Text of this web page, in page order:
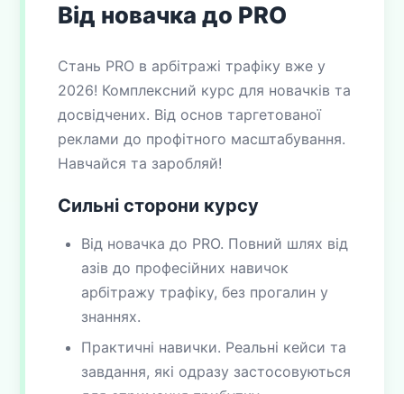
Від новачка до PRO
Стань PRO в арбітражі трафіку вже у
2026! Комплексний курс для новачків та
досвідчених. Від основ таргетованої
реклами до профітного масштабування.
Навчайся та заробляй!
Сильні сторони курсу
Від новачка до PRO. Повний шлях від
азів до професійних навичок
арбітражу трафіку, без прогалин у
знаннях.
Практичні навички. Реальні кейси та
завдання, які одразу застосовуються